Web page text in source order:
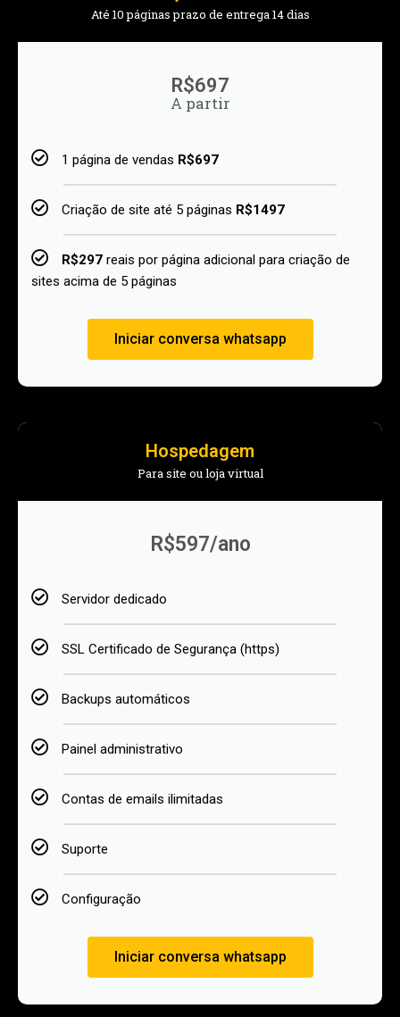
Até 10 páginas prazo de entrega 14 dias
R$697
A partir
1 página de vendas R$697
Criação de site até 5 páginas R$1497
R$297 reais por página adicional para criação de
sites acima de 5 páginas
Iniciar conversa whatsapp
Hospedagem
Para site ou loja virtual
R$597/ano
Servidor dedicado
SSL Certificado de Segurança (https)
Backups automáticos
Painel administrativo
Contas de emails ilimitadas
Suporte
Configuração
Iniciar conversa whatsapp